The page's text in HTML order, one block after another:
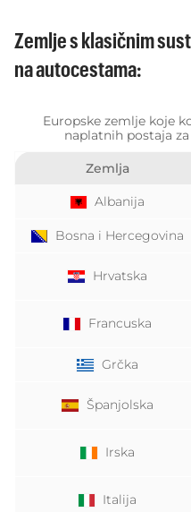
Zemlje s klasičnim
na autocestama:
Europske zemlje koje
naplatnih postaja
Zemlja
Albanija
Bosna i Hercegovina
Hrvatska
Francuska
Grčka
Španjolska
Irska
Italija